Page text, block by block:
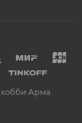
хобби Арма